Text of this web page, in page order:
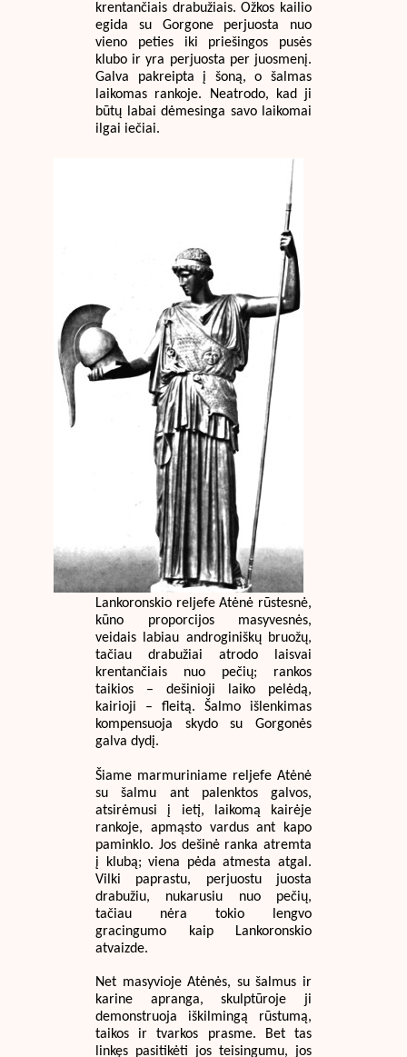
krentančiais drabužiais. Ožkos kailio
egida su Gorgone perjuosta nuo
vieno peties iki priešingos pusės
klubo ir yra perjuosta per juosmenį.
Galva pakreipta į šoną, o šalmas
laikomas rankoje. Neatrodo, kad ji
būtų labai dėmesinga savo laikomai
ilgai iečiai.
Lankoronskio reljefe Atėnė rūstesnė,
kūno proporcijos masyvesnės,
veidais labiau androginiškų bruožų,
tačiau drabužiai atrodo laisvai
krentančiais nuo pečių; rankos
taikios – dešinioji laiko pelėdą,
kairioji – fleitą. Šalmo išlenkimas
kompensuoja skydo su Gorgonės
galva dydį.
Šiame marmuriniame reljefe Atėnė
su šalmu ant palenktos galvos,
atsirėmusi į ietį, laikomą kairėje
rankoje, apmąsto vardus ant kapo
paminklo. Jos dešinė ranka atremta
į klubą; viena pėda atmesta atgal.
Vilki paprastu, perjuostu juosta
drabužiu, nukarusiu nuo pečių,
tačiau nėra tokio lengvo
gracingumo kaip Lankoronskio
atvaizde.
Net masyvioje Atėnės, su šalmus ir
karine apranga, skulptūroje ji
demonstruoja iškilmingą rūstumą,
taikos ir tvarkos prasme. Bet tas
linkęs pasitikėti jos teisingumu, jos